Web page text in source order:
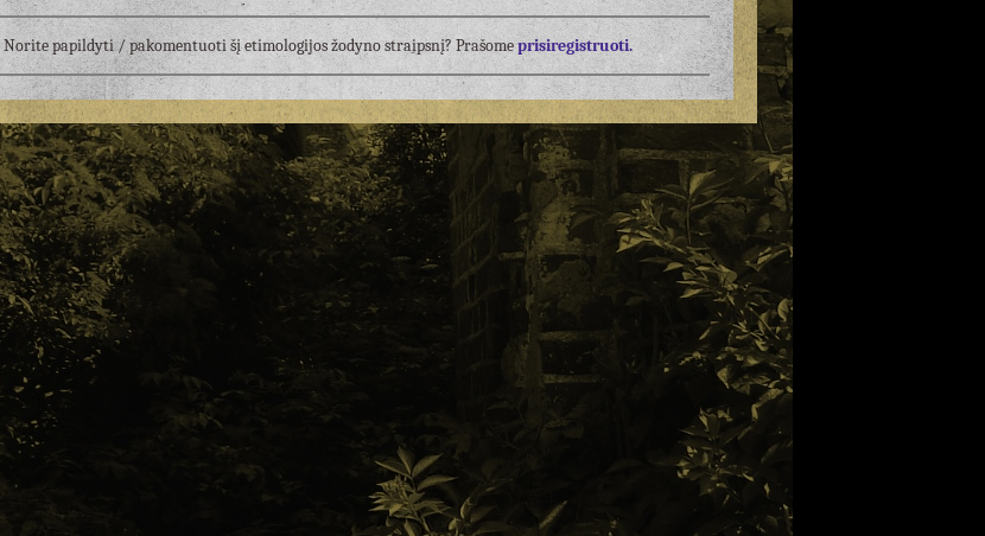
Norite papildyti / pakomentuoti šį etimologijos žodyno straipsnį? Prašomeprisiregistruoti.